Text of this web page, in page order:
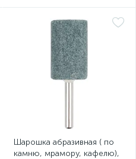
Шарошка абразивная ( по
камню, мрамору, кафелю),